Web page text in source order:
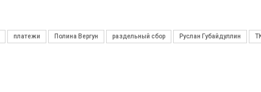
платежи Полина Вергун раздельный сбор Руслан Губайдуллин